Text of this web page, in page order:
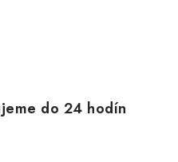
do 24 hodín